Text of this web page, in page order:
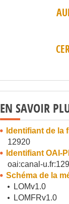
EN SAVOIR
Identifiant de la
12920
Identifiant OAI-
oai:canal-
Schéma de la
LOMv1.0
LOMFRv1.0